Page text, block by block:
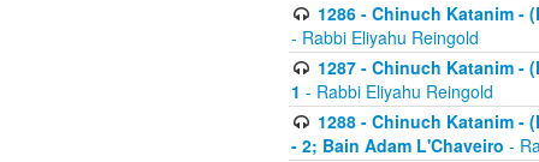
1286 - Chinuch Katanim -
- Rabbi Eliyahu Reingold
1287 - Chinuch Katanim -
1 - Rabbi Eliyahu Reingold
1288 - Chinuch Katanim -
- 2; Bain Adam L'Chaveiro -